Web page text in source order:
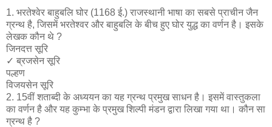
1. भरतेश्वेर बाहुबलि घोर (1168 ई.) राजस्थानी भाषा का सबसे प्राचीन जैन
ग्रन्थ है, जिसमें भरतेश्वर और बाहुबलि के बीच हुए घोर युद्ध का वर्णन है। इसके
लेखक कौन थे ?
जिनदत्त सूरि
✓​ ब्रजसेन सूरि
पल्हण
विजयसेन सूरि
2. 15वीं शताब्दी के अध्ययन का यह ग्रन्थ प्रमुख साधन है। इसमें वास्तुकला
का वर्णन है और यह कुम्भा के प्रमुख शिल्पी मंडन द्वारा लिखा गया था। कौन सा
ग्रन्थ है ?